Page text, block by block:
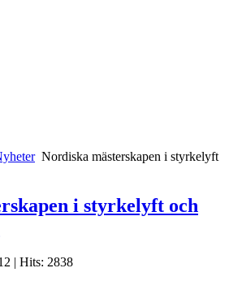
Nordiska mästerskapen i styrkelyft
i styrkelyft och
| Hits: 2838